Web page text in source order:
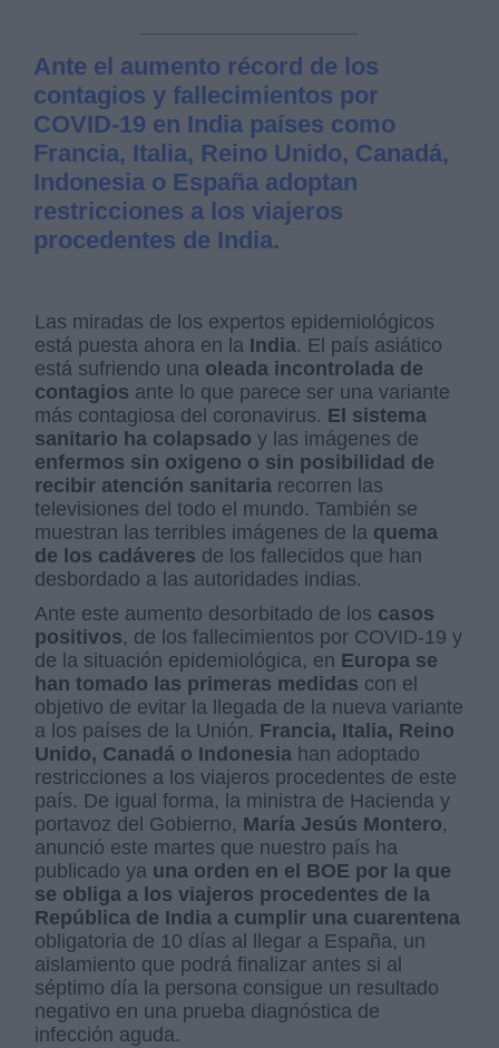
Ante el aumento récord de los
contagios y fallecimientos por
COVID-19 en India países como
Francia, Italia, Reino Unido, Canadá,
Indonesia o España adoptan
restricciones a los viajeros
procedentes de India.
Las miradas de los expertos epidemiológicos
está puesta ahora en la India. El país asiático
está sufriendo una oleada incontrolada de
contagios ante lo que parece ser una variante
más contagiosa del coronavirus. El sistema
sanitario ha colapsado y las imágenes de
enfermos sin oxigeno o sin posibilidad de
recibir atención sanitaria recorren las
televisiones del todo el mundo. También se
muestran las terribles imágenes de la quema
de los cadáveres de los fallecidos que han
desbordado a las autoridades indias.
Ante este aumento desorbitado de los casos
positivos, de los fallecimientos por COVID-19 y
de la situación epidemiológica, en Europa se
han tomado las primeras medidas con el
objetivo de evitar la llegada de la nueva variante
a los países de la Unión. Francia, Italia, Reino
Unido, Canadá o Indonesia han adoptado
restricciones a los viajeros procedentes de este
país. De igual forma, la ministra de Hacienda y
portavoz del Gobierno, María Jesús Montero,
anunció este martes que nuestro país ha
publicado ya una orden en el BOE por la que
se obliga a los viajeros procedentes de la
República de India a cumplir una cuarentena
obligatoria de 10 días al llegar a España, un
aislamiento que podrá finalizar antes si al
séptimo día la persona consigue un resultado
negativo en una prueba diagnóstica de
infección aguda.